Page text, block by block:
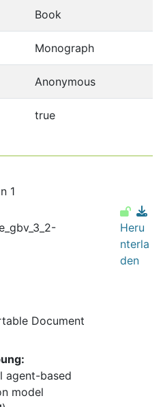
Book
Monograph
Anonymous
true
1
Document
agent-based
model
Heru
nterla
den